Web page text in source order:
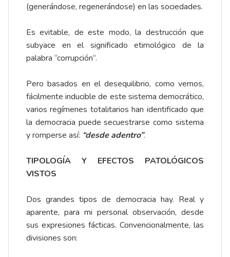
(generándose, regenerándose) en las sociedades.
Es evitable, de este modo, la destrucción que
subyace en el significado etimológico de la
palabra “corrupción”.
Pero basados en el desequilibrio, como vemos,
fácilmente inducible de este sistema democrático,
varios regímenes totalitarios han identificado que
la democracia puede secuestrarse como sistema
y romperse así: “desde adentro”.
TIPOLOGÍA Y EFECTOS PATOLÓGICOS
VISTOS
Dos grandes tipos de democracia hay. Real y
aparente, para mi personal observación, desde
sus expresiones fácticas. Convencionalmente, las
divisiones son: